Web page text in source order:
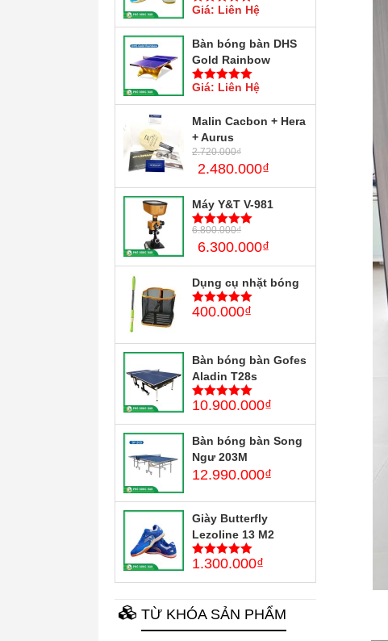
5trên 5
Giá: Liên Hệ
Bàn bóng bàn DHS
Gold Rainbow
5trên 5
Giá: Liên Hệ
Malin Cacbon + Hera
+ Aurus
2.720.000₫
2.480.000₫
Máy Y&T V-981
5trên 5
6.800.000₫
6.300.000₫
Dụng cụ nhặt bóng
5trên 5
400.000₫
Bàn bóng bàn Gofes
Aladin T28s
5trên 5
10.900.000₫
Bàn bóng bàn Song
Ngư 203M
12.990.000₫
Giày Butterfly
Lezoline 13 M2
5trên 5
1.300.000₫
TỪ KHÓA SẢN PHẨM